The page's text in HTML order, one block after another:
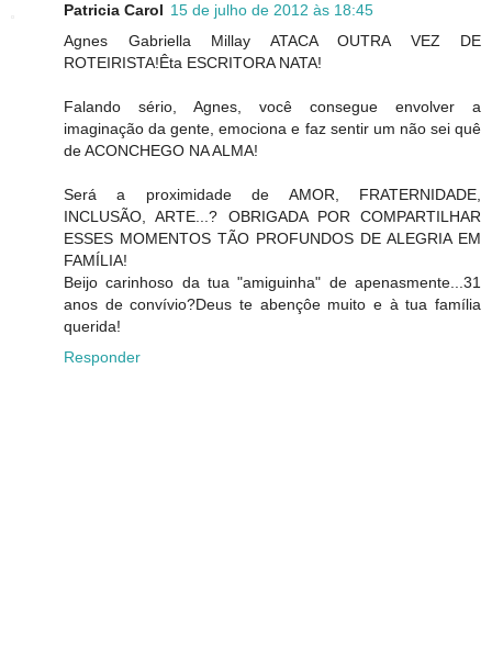
Patricia Carol 15 de julho de 2012 às 18:45
Agnes Gabriella Millay ATACA OUTRA VEZ DE
ROTEIRISTA!Êta ESCRITORA NATA!
Falando sério, Agnes, você consegue envolver a
imaginação da gente, emociona e faz sentir um não sei quê
de ACONCHEGO NA ALMA!
Será a proximidade de AMOR, FRATERNIDADE,
INCLUSÃO, ARTE...? OBRIGADA POR COMPARTILHAR
ESSES MOMENTOS TÃO PROFUNDOS DE ALEGRIA EM
FAMÍLIA!
Beijo carinhoso da tua "amiguinha" de apenasmente...31
anos de convívio?Deus te abençôe muito e à tua família
querida!
Responder